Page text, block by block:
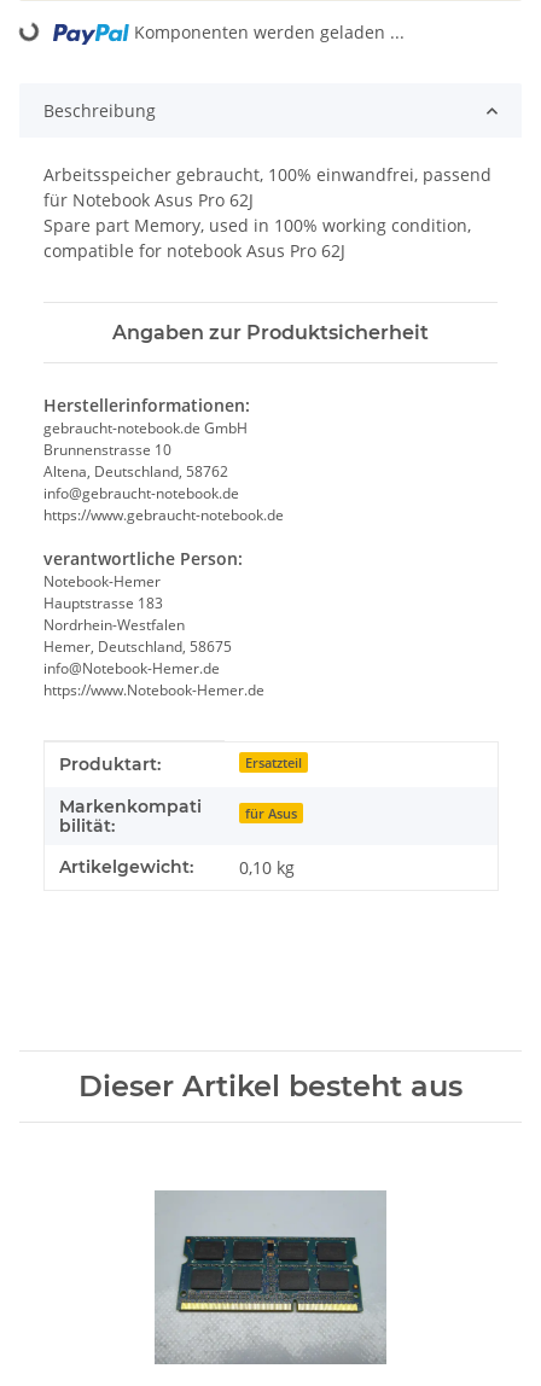
Loading... Komponenten werden geladen ...
Beschreibung
Arbeitsspeicher gebraucht, 100% einwandfrei, passend
für Notebook Asus Pro 62J
Spare part Memory, used in 100% working condition,
compatible for notebook Asus Pro 62J
Angaben zur Produktsicherheit
Herstellerinformationen:
gebraucht-notebook.de GmbH
Brunnenstrasse 10
Altena, Deutschland, 58762
info@gebraucht-notebook.de
https://www.gebraucht-notebook.de
verantwortliche Person:
Notebook-Hemer
Hauptstrasse 183
Nordrhein-Westfalen
Hemer, Deutschland, 58675
info@Notebook-Hemer.de
https://www.Notebook-Hemer.de
Produkteigenschaft
Wert
Produktart: Ersatzteil
Markenkompati
bilität:
für Asus
Artikelgewicht: 0,10 kg
Dieser Artikel besteht aus